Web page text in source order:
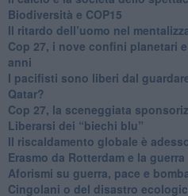
Biodiversità e COP15
​Il ritardo dell’uomo nel
​Cop 27, i nove confini planetari
anni
​I pacifisti sono liberi dal
Qatar?
​Cop 27, la sceneggiata
​Liberarsi dei “biechi blu”
Il riscaldamento globale è
​Erasmo da Rotterdam e la guerra
​Aforismi su guerra, pace e
Cingolani o del disastro